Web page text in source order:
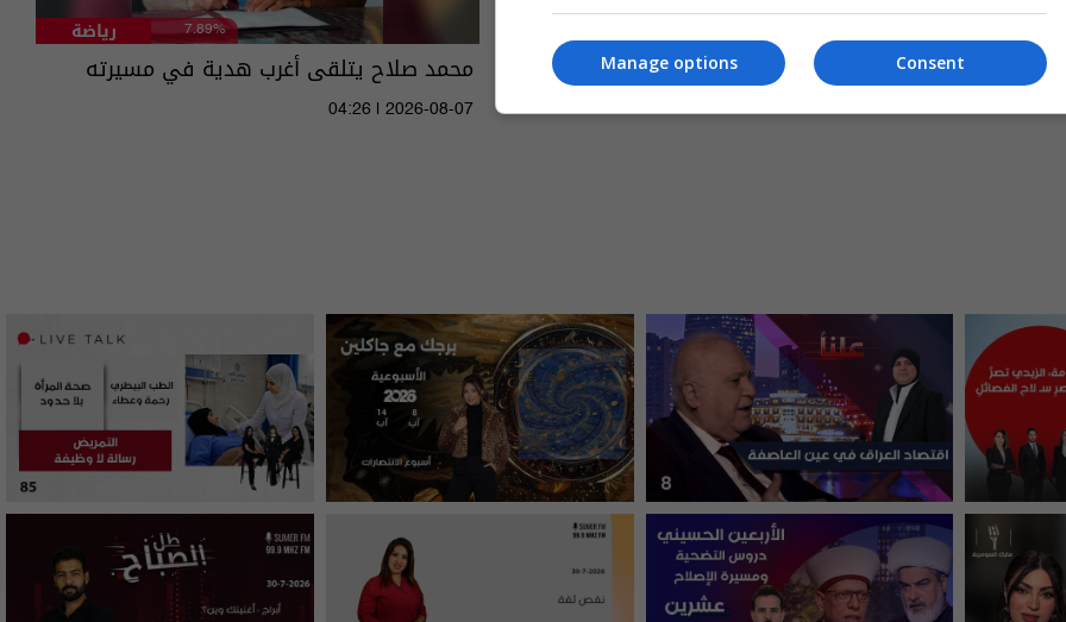
رياضة 7.89%
محمد صلاح يتلقى أغرب هدية في مسيرته
04:26 | 2026-08-07
Consent
Manage options